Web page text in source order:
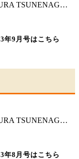
6. TRAS LOS PASOS DE HASEKURA TSUNENAGA ( IV )
年9月号はこちら
5. TRAS LOS PASOS DE HASEKURA TSUNENAGA ( III )
年8月号はこちら